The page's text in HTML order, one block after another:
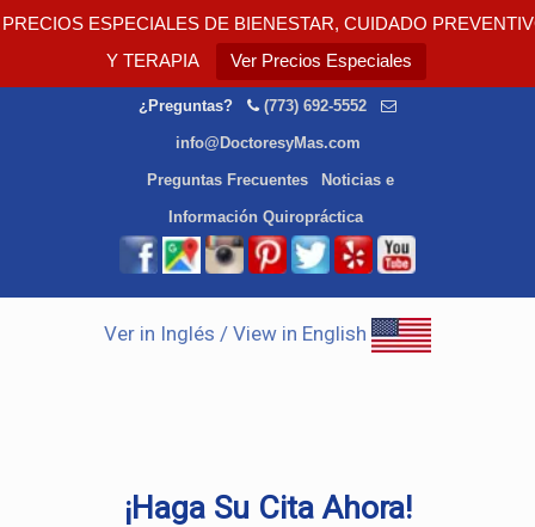
PRECIOS ESPECIALES DE BIENESTAR, CUIDADO
Y TERAPIA
Ver Precios Especiales
¿Preguntas? (773) 692-5552
info@DoctoresyMas.com
Preguntas Frecuentes Noticias e
Información Quiropráctica
Ver in Inglés / View in English
¡Haga Su Cita Ahora!